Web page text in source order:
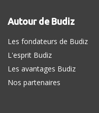
Autour de Budiz
Les fondateurs de Budiz
L'esprit Budiz
Les avantages Budiz
Nos partenaires